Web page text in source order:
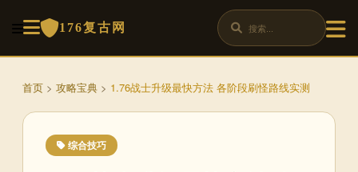
176复古网
首页 > 攻略宝典 > 1.76战士升级最快方法 各阶段刷怪路线实测
综合技巧